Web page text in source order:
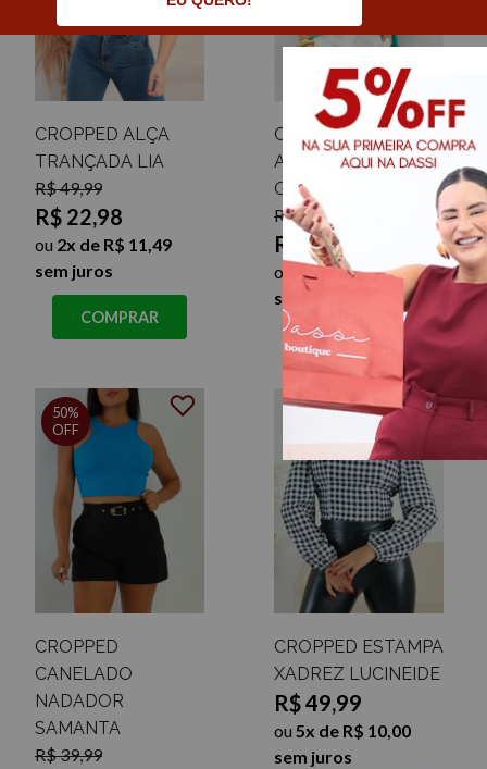
CROPPED ALÇA
TRANÇADA LIA
R$ 49,99
R$ 22,98
ou 2x de R$ 11,49
sem juros
COMPRAR
CROPPED
AMARRAÇÃO
GILDA
R$ 69,99
R$ 19,99
ou
2x de R$ 10,00
sem juros
COMPRAR
CROPPED
CANELADO
NADADOR
SAMANTA
R$ 39,99
50%
OFF
CROPPED ESTAMPA
XADREZ LUCINEIDE
R$ 49,99
ou 5x de R$ 10,00
sem juros